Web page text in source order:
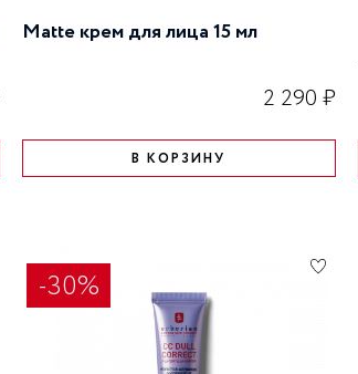
Matte крем для лица 15 мл
2 290 ₽
В КОРЗИНУ
-30%